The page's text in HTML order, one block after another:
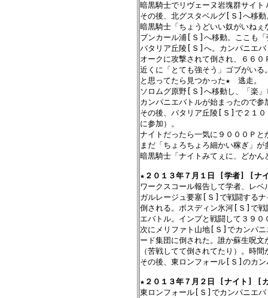
暗黒騎士でリヴェーヌ岩塊群サイ
その後、北グスタベルグ[Ｓ]へ移動
暗黒騎士「ちょうどいい奴がいねぇ
ブンカール浦[Ｓ]へ移動。ここも「
バタリア丘陵[Ｓ]へ。カンパニエバ
オークに攻撃されて倒され、６６
近くに「とても強そう」ゴブがい
と思ってたら見つかった★　逃走。
ソロムグ原野[Ｓ]へ移動し、「楽
カンパニエバトルが始まったので参
その後、バタリア丘陵[Ｓ]で２１０
に参加）。
ナイトだったら一気に９０００Ｐ
まだ「ちょろちょろ細かい稼ぎ」が
暗黒騎士「ナイトみてぇに、どかん
★ ２０１３年７月１日 [学者] [ナ
ワークスコール報告して学者、レベ
ガルレージュ要塞[Ｓ]で戦闘するナ
倒される。ボスディン氷河[Ｓ]で
エバトル。インプと戦闘して３９
次にメリファト山地[Ｓ]でカンパニ
ード集団に倒された。誰か蘇生呪
（苦戦してて倒されてたり）。時
その後、東ロンフォール[Ｓ]のカン
★ ２０１３年７月２日 [ナイト] [
東ロンフォール[Ｓ]でカンパニエ